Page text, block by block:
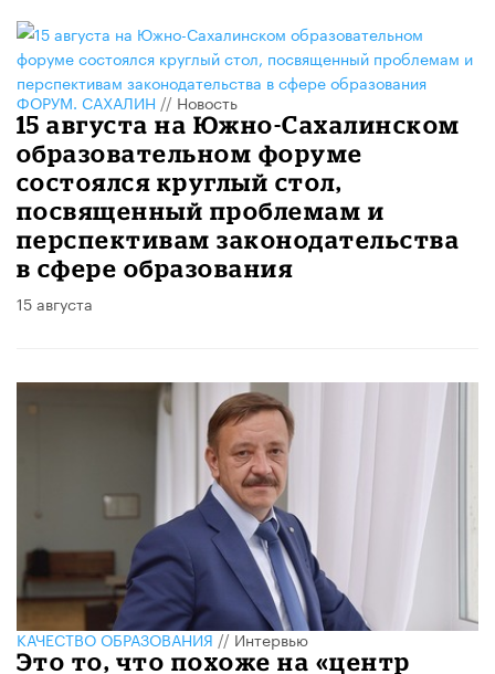
ФОРУМ. САХАЛИН // Новость
15 августа на Южно-Сахалинском
образовательном форуме
состоялся круглый стол,
посвященный проблемам и
перспективам законодательства
в сфере образования
15 августа
КАЧЕСТВО ОБРАЗОВАНИЯ//Интервью
Это то, что похоже на «центр